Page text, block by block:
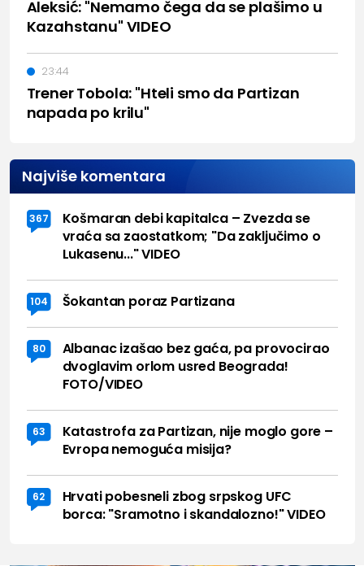
Aleksić: "Nemamo čega da se plašimo u
Kazahstanu" VIDEO
Trener Tobola: "Hteli smo da Partizan
napada po krilu"
23:44
Najviše komentara
367
Košmaran debi kapitalca – Zvezda se
vraća sa zaostatkom; "Da zaključimo o
Lukasenu..." VIDEO
104 Šokantan poraz Partizana
80
Albanac izašao bez gaća, pa provocirao
dvoglavim orlom usred Beograda!
FOTO/VIDEO
63
Katastrofa za Partizan, nije moglo gore –
Evropa nemoguća misija?
62
Hrvati pobesneli zbog srpskog UFC
borca: "Sramotno i skandalozno!" VIDEO